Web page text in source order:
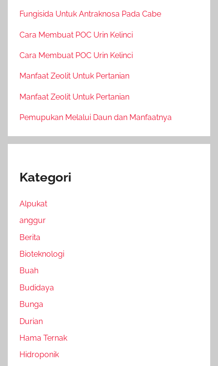
Fungisida Untuk Antraknosa Pada Cabe
Cara Membuat POC Urin Kelinci
Cara Membuat POC Urin Kelinci
Manfaat Zeolit Untuk Pertanian
Manfaat Zeolit Untuk Pertanian
Pemupukan Melalui Daun dan Manfaatnya
Kategori
Alpukat
anggur
Berita
Bioteknologi
Buah
Budidaya
Bunga
Durian
Hama Ternak
Hidroponik